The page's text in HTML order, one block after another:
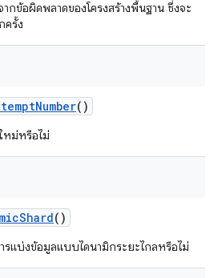
ากข้อผิดพลาดของโครงสร้างพื้นฐาน ซึ่งจะ
ครั้ง
Number()
หม่หรือไม่
Shard()
ารแบ่งข้อมูลแบบไดนามิกระยะไกลหรือไม่